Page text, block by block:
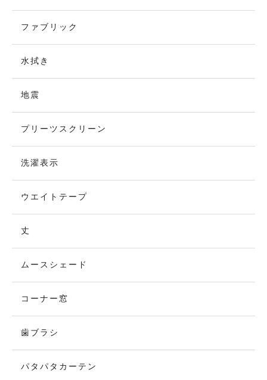
ファブリック
水拭き
地震
プリーツスクリーン
洗濯表示
ウエイトテープ
丈
ムースシェード
コーナー窓
歯ブラシ
パタパタカーテン